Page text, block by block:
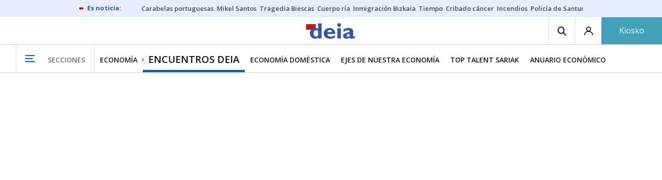
Carabelas portuguesas Mikel Santos Tragedia Biescas Cuerpo ría Inmigración Bizkaia Tiempo Cribado cáncer Incendios Policía de Santurtzi
Kiosko
SECCIONES ECONOMÍA ENCUENTROS DEIA ECONOMÍA DOMÉSTICA EJES DE NUESTRA ECONOMÍA TOP TALENT SARIAK ANUARIO ECONÓMICO